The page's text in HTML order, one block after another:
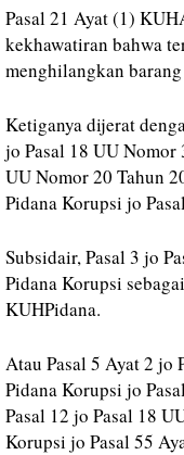
Pasal 21 Ayat (1)
kekhawatiran bahwa
menghilangkan
Ketiganya dijerat
jo Pasal 18 UU Nomor
UU Nomor 20 Tahun
Pidana Korupsi jo
Subsidair, Pasal 3 jo
Pidana Korupsi
KUHPidana.
Atau Pasal 5 Ayat 2 jo
Pidana Korupsi jo
Pasal 12 jo Pasal 18
Korupsi jo Pasal 55